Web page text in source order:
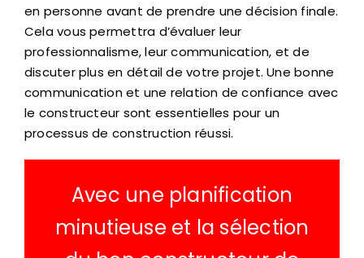
en personne avant de prendre une décision finale.
Cela vous permettra d’évaluer leur
professionnalisme, leur communication, et de
discuter plus en détail de votre projet. Une bonne
communication et une relation de confiance avec
le constructeur sont essentielles pour un
processus de construction réussi.
Avec une planification
minutieuse et la sélection